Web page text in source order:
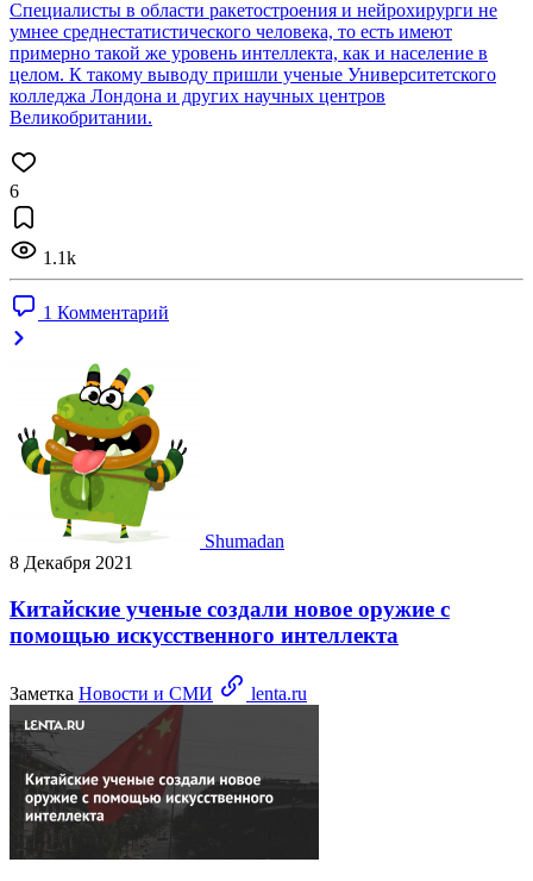
Специалисты в области ракетостроения и нейрохирурги не
умнее среднестатистического человека, то есть имеют
примерно такой же уровень интеллекта, как и население в
целом. К такому выводу пришли ученые Университетского
колледжа Лондона и других научных центров
Великобритании.
6
1.1k
1 Комментарий
Shumadan
8 Декабря 2021
Китайские ученые создали новое оружие с
помощью искусственного интеллекта
Заметка Новости и СМИ lenta.ru